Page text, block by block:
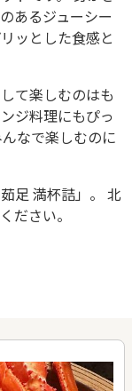
あるジューシー
ッとした食感と
て楽しむのはも
ジ料理にもぴっ
なで楽しむのに
足 満杯詰」。 北
ださい。